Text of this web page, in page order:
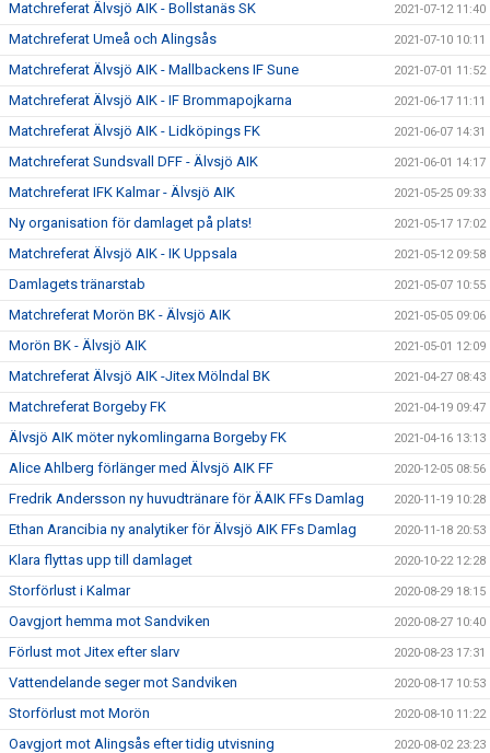
Matchreferat Älvsjö AIK - Bollstanäs SK 2021-07-12 11:40
Matchreferat Umeå och Alingsås 2021-07-10 10:11
Matchreferat Älvsjö AIK - Mallbackens IF Sune 2021-07-01 11:52
Matchreferat Älvsjö AIK - IF Brommapojkarna 2021-06-17 11:11
Matchreferat Älvsjö AIK - Lidköpings FK 2021-06-07 14:31
Matchreferat Sundsvall DFF - Älvsjö AIK 2021-06-01 14:17
Matchreferat IFK Kalmar - Älvsjö AIK 2021-05-25 09:33
Ny organisation för damlaget på plats! 2021-05-17 17:02
Matchreferat Älvsjö AIK - IK Uppsala 2021-05-12 09:58
Damlagets tränarstab 2021-05-07 10:55
Matchreferat Morön BK - Älvsjö AIK 2021-05-05 09:06
Morön BK - Älvsjö AIK 2021-05-01 12:09
Matchreferat Älvsjö AIK -Jitex Mölndal BK 2021-04-27 08:43
Matchreferat Borgeby FK 2021-04-19 09:47
Älvsjö AIK möter nykomlingarna Borgeby FK 2021-04-16 13:13
Alice Ahlberg förlänger med Älvsjö AIK FF 2020-12-05 08:56
Fredrik Andersson ny huvudtränare för ÄAIK FFs Damlag 2020-11-19 10:28
Ethan Arancibia ny analytiker för Älvsjö AIK FFs Damlag 2020-11-18 20:53
Klara flyttas upp till damlaget 2020-10-22 12:28
Storförlust i Kalmar 2020-08-29 18:15
Oavgjort hemma mot Sandviken 2020-08-27 10:40
Förlust mot Jitex efter slarv 2020-08-23 17:31
Vattendelande seger mot Sandviken 2020-08-17 10:53
Storförlust mot Morön 2020-08-10 11:22
Oavgjort mot Alingsås efter tidig utvisning 2020-08-02 23:23